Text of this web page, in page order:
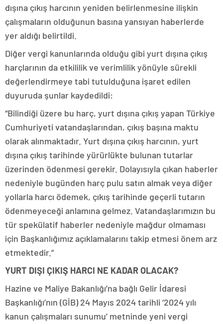
dışına çıkış harcının yeniden belirlenmesine ilişkin
çalışmaların olduğunun basına yansıyan haberlerde
yer aldığı belirtildi.
Diğer vergi kanunlarında olduğu gibi yurt dışına çıkış
harçlarının da etkililik ve verimlilik yönüyle sürekli
değerlendirmeye tabi tutulduğuna işaret edilen
duyuruda şunlar kaydedildi:
“Bilindiği üzere bu harç, yurt dışına çıkış yapan Türkiye
Cumhuriyeti vatandaşlarından, çıkış başına maktu
olarak alınmaktadır. Yurt dışına çıkış harcının, yurt
dışına çıkış tarihinde yürürlükte bulunan tutarlar
üzerinden ödenmesi gerekir. Dolayısıyla çıkan haberler
nedeniyle bugünden harç pulu satın almak veya diğer
yollarla harcı ödemek, çıkış tarihinde geçerli tutarın
ödenmeyeceği anlamına gelmez. Vatandaşlarımızın bu
tür spekülatif haberler nedeniyle mağdur olmaması
için Başkanlığımız açıklamalarını takip etmesi önem arz
etmektedir.”
YURT DIŞI ÇIKIŞ HARCI NE KADAR OLACAK?
Hazine ve Maliye Bakanlığı’na bağlı Gelir İdaresi
Başkanlığı’nın (GİB) 24 Mayıs 2024 tarihli ‘2024 yılı
kanun çalışmaları sunumu’ metninde yeni vergi